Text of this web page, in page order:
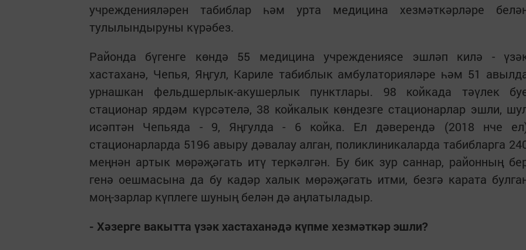
учрежденияләрен табиблар һәм урта медицина хезмәткәрләре
тулылындыруны күрәбез.
Районда бүгенге көндә 55 медицина учреждениясе эшләп килә -
хастаханә, Чепья, Яңгул, Кариле табиблык амбулаторияләре һәм 51
урнашкан фельдшерлык-акушерлык пунктлары. 98 койкада тәүлек
стационар ярдәм күрсәтелә, 38 койкалык көндезге стационарлар эшли,
исәптән Чепьяда - 9, Яңгулда - 6 койка. Ел дәверендә (2018 нче
стационарларда 5196 авыру дәвалау алган, поликлиникаларда табибларга
меңнән артык мөрәҗәгать итү теркәлгән. Бу бик зур саннар, районның
генә оешмасына да бу кадәр халык мөрәҗәгать итми, безгә карата
моң-зарлар күплеге шуның белән дә аңлатыладыр.
- Хәзерге вакытта үзәк хастаханәдә күпме хезмәткәр эшли?